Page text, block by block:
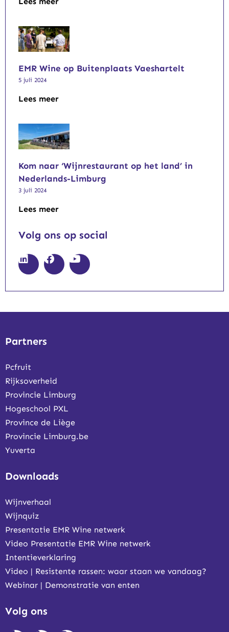
EMR Wine op Buitenplaats Vaeshartelt
5 juli 2024
Lees meer
Kom naar ‘Wijnrestaurant op het land’ in
Nederlands-Limburg
3 juli 2024
Lees meer
Volg ons op social
Partners
Pcfruit
Rijksoverheid
Provincie Limburg
Hogeschool PXL
Province de Liège
Provincie Limburg.be
Yuverta
Downloads
Wijnverhaal
Wijnquiz
Presentatie EMR Wine netwerk
Video Presentatie EMR Wine netwerk
Intentieverklaring
Video | Resistente rassen: waar staan we vandaag?
Webinar | Demonstratie van enten
Volg ons